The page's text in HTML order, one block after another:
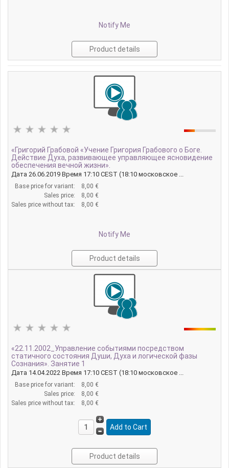
Notify Me
Product details
«Григорий Грабовой «Учение Григория Грабового о Боге.
Действие Духа, развивающее управляющее ясновидение
обеспечения вечной жизни».
Дата 26.06.2019 Время 17:10 CEST (18:10 московское ...
Base price for variant:
8,00 €
Sales price:
8,00 €
Sales price without tax:
8,00 €
Notify Me
Product details
«22.11.2002_Управление событиями посредством
статичного состояния Души, Духа и логической фазы
Сознания». Занятие 1
Дата 14.04.2022 Время 17:10 CEST (18:10 московское ...
Base price for variant:
8,00 €
Sales price:
8,00 €
Sales price without tax:
8,00 €
Product details